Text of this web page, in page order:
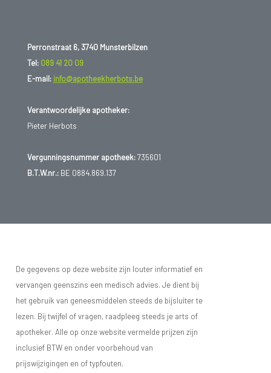
Perronstraat 6, 3740 Munsterbilzen
Tel: 089 41 20 09
E-mail: info@apotheekherbots.be
Verantwoordelijke apotheker:
Pieter Herbots
Vergunningsnummer apotheek:735601
B.T.W.nr.:BE 0884.869.137
De gegevens op deze website zijn louter informatief en
vervangen geenszins een medisch advies. Je dient bij
het gebruik van geneesmiddelen steeds de bijsluiter te
lezen. Bij twijfel of vragen, raadpleeg steeds je arts of
apotheker. Alle op onze website vermelde prijzen zijn
inclusief BTW en onder voorbehoud van
prijswijzigingen en of typfouten.